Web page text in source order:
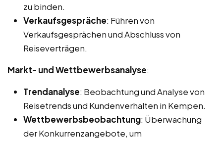
zu binden.
Verkaufsgespräche: Führen von
Verkaufsgesprächen und Abschluss von
Reiseverträgen.
Markt- und Wettbewerbsanalyse:
Trendanalyse: Beobachtung und Analyse von
Reisetrends und Kundenverhalten in Kempen.
Wettbewerbsbeobachtung: Überwachung
der Konkurrenzangebote, um